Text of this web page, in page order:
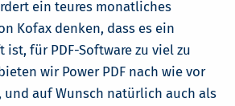
ein teures monatliches
Kofax denken, dass es ein
ist, für PDF-Software zu viel zu
wir Power PDF nach wie vor
und auf Wunsch natürlich auch als